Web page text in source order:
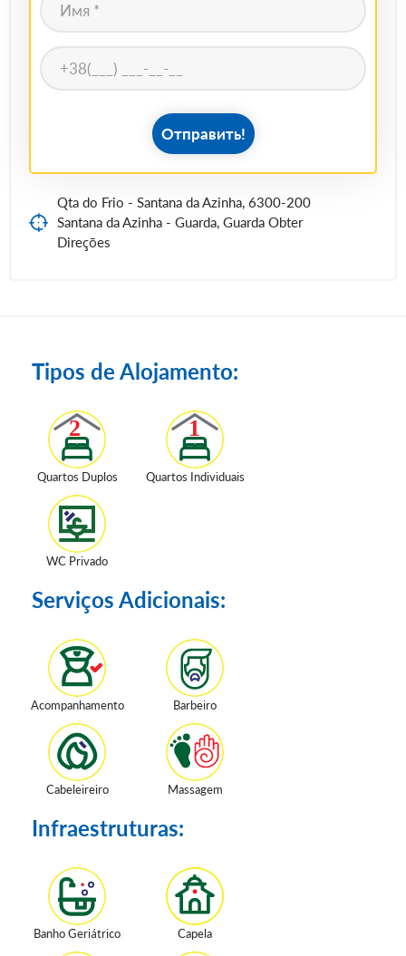
Отправить!
Qta do Frio - Santana da Azinha, 6300-200
Santana da Azinha - Guarda, Guarda Obter
Direções
Tipos de Alojamento:
Quartos Duplos Quartos Individuais
WC Privado
Serviços Adicionais:
Acompanhamento Barbeiro
Cabeleireiro Massagem
Infraestruturas:
Banho Geriátrico Capela